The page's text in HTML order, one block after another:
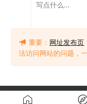
重要： 网址发布页
法访问网站的问题，